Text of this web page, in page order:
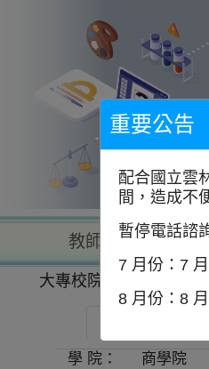
教師查詢
大專校院一覽表
學 院：
商學院
重要公告
配合國立雲
間，造成不
暫停電話諮
7 月份：7
8 月份：8